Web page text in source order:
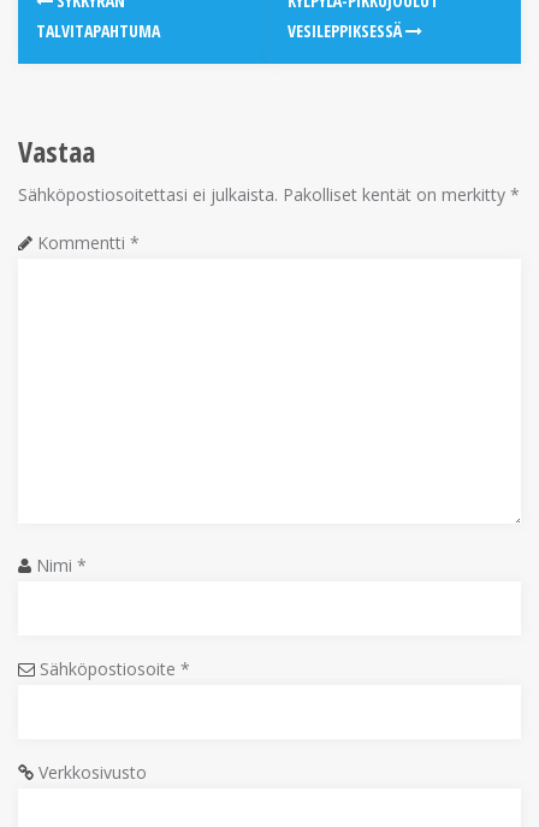
TALVITAPAHTUMA
VESILEPPIKSESSÄ
Vastaa
Sähköpostiosoitettasi ei julkaista. Pakolliset kentät on merkitty *
Kommentti *
Nimi *
Sähköpostiosoite *
Verkkosivusto